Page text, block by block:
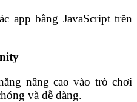
app bằng JavaScript trên
nâng cao vào trò chơi
và dễ dàng.